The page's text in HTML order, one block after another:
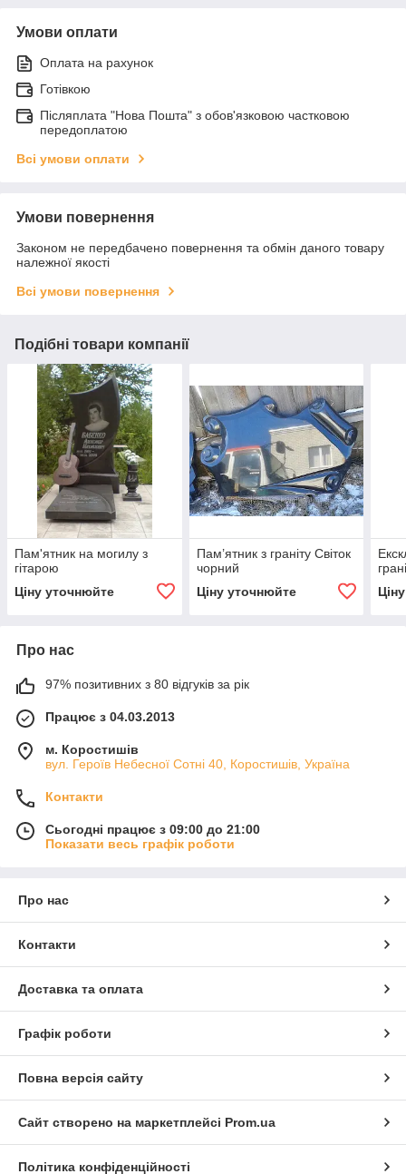
Умови оплати
Оплата на рахунок
Готівкою
Післяплата "Нова Пошта" з обов'язковою частковою
передоплатою
Всі умови оплати
Умови повернення
Законом не передбачено повернення та обмін даного товару
належної якості
Всі умови повернення
Подібні товари компанії
Пам'ятник на могилу з
гітарою
Ціну уточнюйте
Пам’ятник з граніту Світок
чорний
Ціну уточнюйте
Про нас
97% позитивних з 80 відгуків за рік
Працює з 04.03.2013
м. Коростишів
вул. Героїв Небесної Сотні 40, Коростишів, Україна
Контакти
Сьогодні працює з 09:00 до 21:00
Показати весь графік роботи
Про нас
Контакти
Доставка та оплата
Графік роботи
Повна версія сайту
Сайт створено на маркетплейсі Prom.ua
Політика конфіденційності